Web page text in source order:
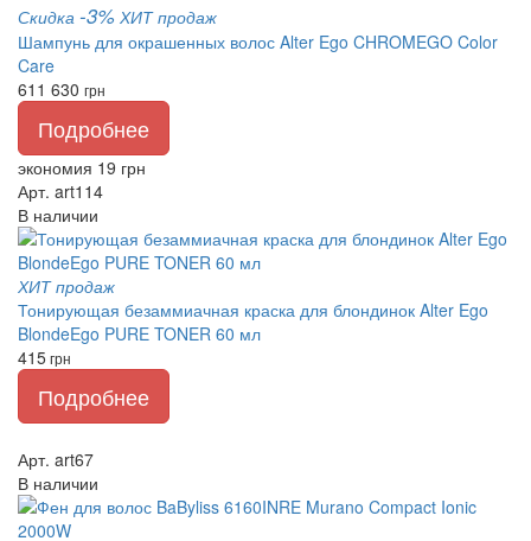
Скидка -3% ХИТ продаж
Шампунь для окрашенных волос Alter Ego CHROMEGO Color
Care
611 630 грн
Подробнее
экономия 19 грн
Арт. art114
В наличии
ХИТ продаж
Тонирующая безаммиачная краска для блондинок Alter Ego
BlondeEgo PURE TONER 60 мл
415грн
Подробнее
Арт. art67
В наличии